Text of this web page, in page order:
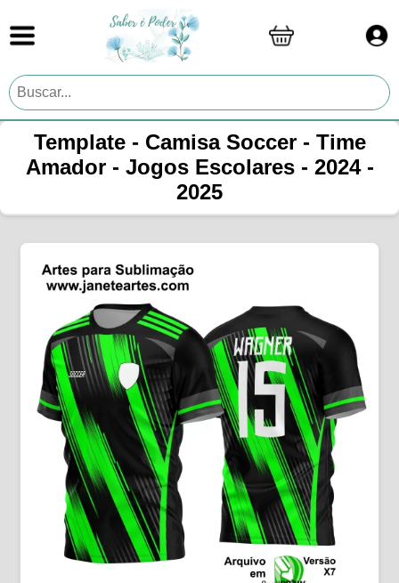
Template - Camisa Soccer - Time
Amador - Jogos Escolares - 2024 -
2025